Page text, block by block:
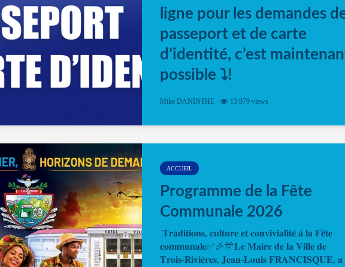
ligne pour les demandes
passeport et de carte
d’identité, c’est
possible ⤵️!
Désormais, il est possible de prendre rendez-
Mike DANINTHE 13 879 views
ACCUEIL
Programme de la Fête
Communale 2026
𝐓𝐫𝐚𝐝𝐢𝐭𝐢𝐨𝐧𝐬, 𝐜𝐮𝐥𝐭𝐮𝐫𝐞 𝐞𝐭 𝐜𝐨𝐧𝐯𝐢𝐯𝐢𝐚𝐥𝐢𝐭𝐞́ 𝐚̀ 𝐥𝐚 𝐅𝐞̂𝐭𝐞
𝐜𝐨𝐦𝐦𝐮𝐧𝐚𝐥𝐞✅🎉🎊𝐋𝐞 𝐌𝐚𝐢𝐫𝐞 𝐝𝐞 𝐥𝐚 𝐕𝐢𝐥𝐥𝐞 𝐝𝐞
𝐓𝐫𝐨𝐢𝐬-𝐑𝐢𝐯𝐢𝐞̀𝐫𝐞𝐬, 𝐉𝐞𝐚𝐧-𝐋𝐨𝐮𝐢𝐬 𝐅𝐑𝐀𝐍𝐂𝐈𝐒𝐐𝐔𝐄, 𝐚